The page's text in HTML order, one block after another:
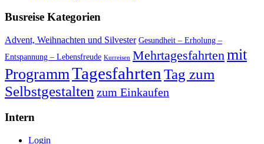
Busreise Kategorien
Advent, Weihnachten und Silvester Gesundheit – Erholung –
Entspannung – Lebensfreude Kurreisen Mehrtagesfahrtenmit
ProgrammTagesfahrten Tag zum
Selbstgestalten zum Einkaufen
Intern
Login